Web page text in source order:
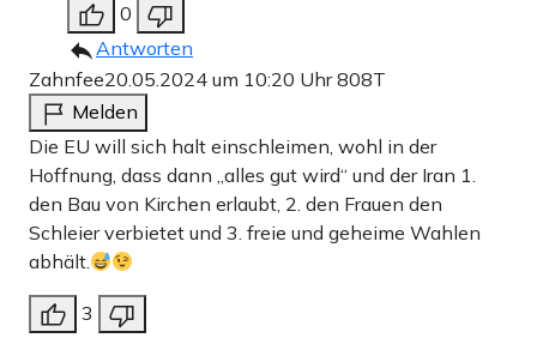
0
Antworten
Zahnfee20.05.2024 um 10:20 Uhr808T
Melden
Die EU will sich halt einschleimen, wohl in der
Hoffnung, dass dann „alles gut wird“ und der Iran 1.
den Bau von Kirchen erlaubt, 2. den Frauen den
Schleier verbietet und 3. freie und geheime Wahlen
abhält.
3